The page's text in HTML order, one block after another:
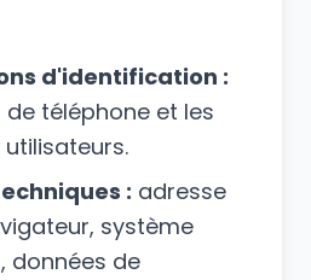
d'identification :
téléphone et les
: adresse
système
données de